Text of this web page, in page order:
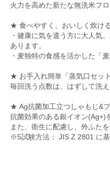
火力を高めた新たな無洗米フ
★ 食べやすく、おいしく炊け
・健康に気を遣う方に大人気
あります。
・麦独特の食感を活かした「
★ お手入れ簡単「蒸気口セッ
毎回洗う点数は、はずして洗
★ Ag抗菌加工立つしゃもじ&
抗菌効果のある銀イオン(Ag+)
また、衛生に配慮し、外ふた
※5試験方法： JIS Z 2801 に